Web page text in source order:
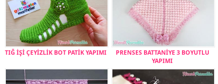
TIĞ İŞİ ÇEYİZLİK BOT PATİK YAPIMI
PRENSES BATTANİYE 3 BOYUTLU
YAPIMI